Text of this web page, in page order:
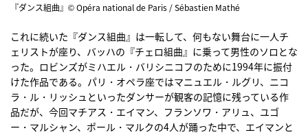
『ダンス組曲』© Opéra national de Paris / Sébastien Mathé
これに続いた『ダンス組曲』は一転して、何もない舞台に一人チ
ェリストが座り、バッハの『チェロ組曲』に乗って男性のソロとな
った。ロビンズがミハエル・バリシニコフのために1994年に振付
けた作品である。パリ・オペラ座ではマニュエル・ルグリ、ニコ
ラ・ル・リッシュといったダンサーが観客の記憶に残っている作
品だが、今回マチアス・エイマン、フランソワ・アリュ、ユゴ
ー・マルシャン、ポール・マルクの4人が踊った中で、エイマンと